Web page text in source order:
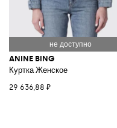
ANINE BING
Куртка Женское
29 636,88 ₽